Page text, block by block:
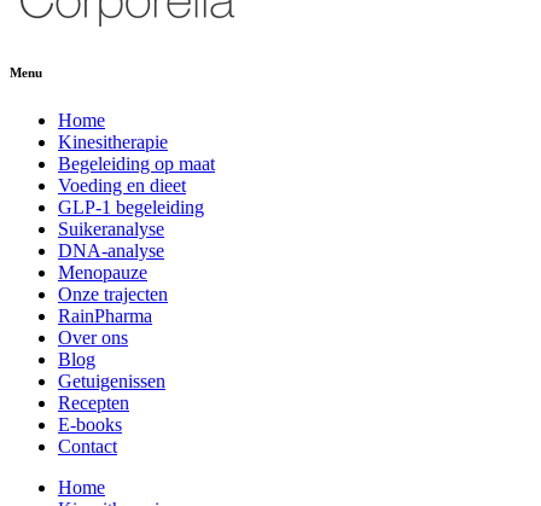
Menu
Home
Kinesitherapie
Begeleiding op maat
Voeding en dieet
GLP-1 begeleiding
Suikeranalyse
DNA-analyse
Menopauze
Onze trajecten
RainPharma
Over ons
Blog
Getuigenissen
Recepten
E-books
Contact
Home